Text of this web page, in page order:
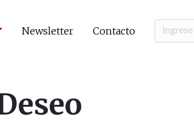
Newsletter Contacto